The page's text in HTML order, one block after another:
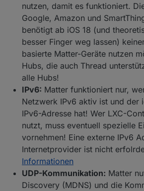
nutzen, damit es funktioniert.
Google, Amazon und
benötigt ab iOS 18 (und
besser Finger weg lassen)
basierte Matter-Geräte nutzen
Hubs, die auch Thread
alle Hubs!
IPv6: Matter funktioniert nur,
Netzwerk IPv6 aktiv ist und der
IPv6-Adresse hat! Wer LXC-
nutzt, muss eventuell spezielle
vornehmen! Eine externe IPv6
Internetprovider ist nicht
Informationen
UDP-Kommunikation: Matter
Discovery (MDNS) und die